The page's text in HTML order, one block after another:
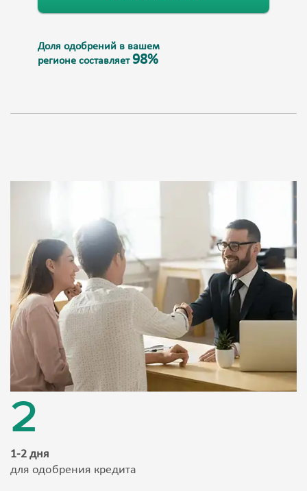
Доля одобрений в вашем
регионе составляет 98%
2
1-2 дня
для одобрения кредита